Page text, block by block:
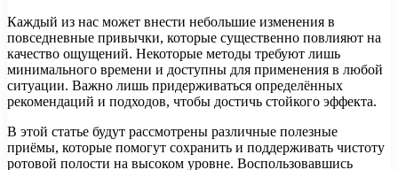
Каждый из нас может внести небольшие изменения в
повседневные привычки, которые существенно повлияют на
качество ощущений. Некоторые методы требуют лишь
минимального времени и доступны для применения в любой
ситуации. Важно лишь придерживаться определённых
рекомендаций и подходов, чтобы достичь стойкого эффекта.
В этой статье будут рассмотрены различные полезные
приёмы, которые помогут сохранить и поддерживать чистоту
ротовой полости на высоком уровне. Воспользовавшись